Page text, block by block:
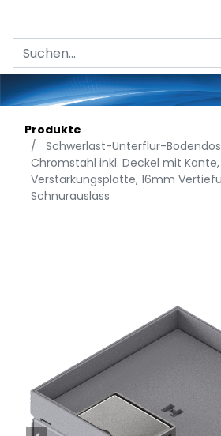
Produkte
Schwerlast-Unterflur-
Chromstahl inkl. Deckel mit
Verstärkungsplatte, 16mm
Schnurauslass